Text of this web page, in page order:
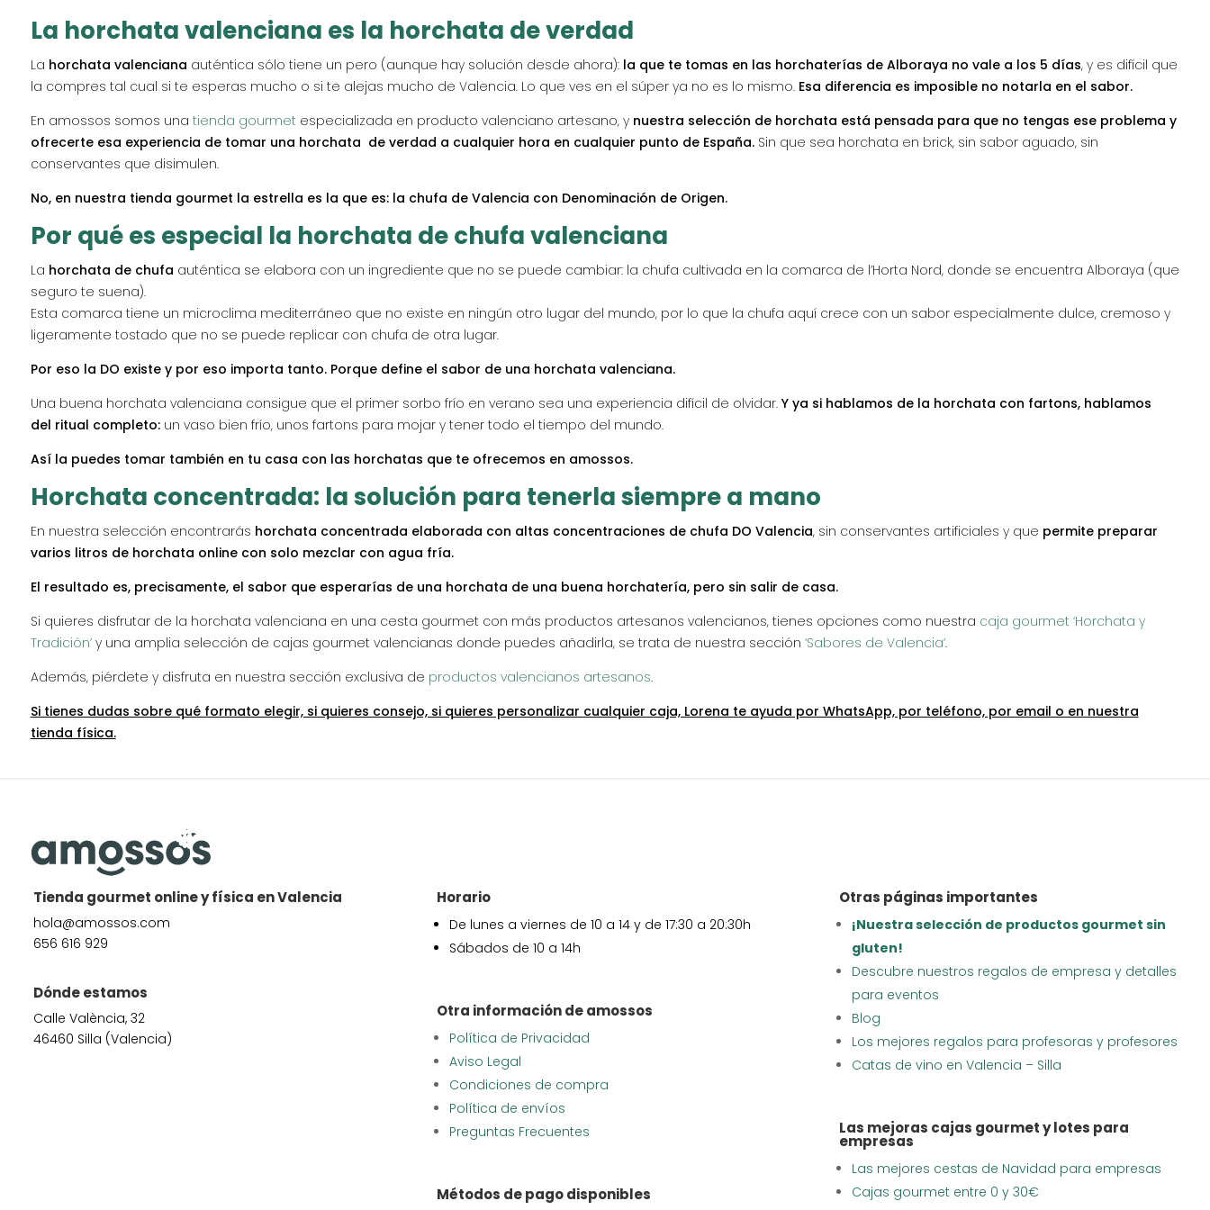
La horchata valenciana es la horchata de verdad
La horchata valenciana auténtica sólo tiene un pero (aunque hay solución desde ahora): la que te tomas en las horchaterías de Alboraya no vale a los 5 días, y es difícil que
la compres tal cual si te esperas mucho o si te alejas mucho de Valencia. Lo que ves en el súper ya no es lo mismo. Esa diferencia es imposible no notarla en el sabor.
En amossos somos una tienda gourmet especializada en producto valenciano artesano, y nuestra selección de horchata está pensada para que no tengas ese problema y
ofrecerte esa experiencia de tomar una horchata de verdad a cualquier hora en cualquier punto de España.Sin que sea horchata en brick, sin sabor aguado, sin
conservantes que disimulen.
No, en nuestra tienda gourmet la estrella es la que es: la chufa de Valencia con Denominación de Origen.
Por qué es especial la horchata de chufa valenciana
La horchata de chufa auténtica se elabora con un ingrediente que no se puede cambiar: la chufa cultivada en la comarca de l’Horta Nord, donde se encuentra Alboraya (que
seguro te suena).
Esta comarca tiene un microclima mediterráneo que no existe en ningún otro lugar del mundo, por lo que la chufa aquí crece con un sabor especialmente dulce, cremoso y
ligeramente tostado que no se puede replicar con chufa de otra lugar.
Por eso la DO existe y por eso importa tanto. Porque define el sabor de una horchata valenciana.
Una buena horchata valenciana consigue que el primer sorbo frío en verano sea una experiencia difícil de olvidar. Y ya si hablamos de la horchata con fartons, hablamos
del ritual completo:un vaso bien frío, unos fartons para mojar y tener todo el tiempo del mundo.
Así la puedes tomar también en tu casa con las horchatas que te ofrecemos en amossos.
Horchata concentrada: la solución para tenerla siempre a mano
En nuestra selección encontrarás horchata concentrada elaborada con altas concentraciones de chufa DO Valencia, sin conservantes artificiales y que permite preparar
varios litros de horchata online con solo mezclar con agua fría.
El resultado es, precisamente, el sabor que esperarías de una horchata de una buena horchatería, pero sin salir de casa.
Si quieres disfrutar de la horchata valenciana en una cesta gourmet con más productos artesanos valencianos, tienes opciones como nuestra caja gourmet ‘Horchata y
Tradición’y una amplia selección de cajas gourmet valencianas donde puedes añadirla, se trata de nuestra sección ‘Sabores de Valencia’.
Además, piérdete y disfruta en nuestra sección exclusiva de productos valencianos artesanos.
Si tienes dudas sobre qué formato elegir, si quieres consejo, si quieres personalizar cualquier caja, Lorena te ayuda por WhatsApp, por teléfono, por email o en nuestra
tienda física.
Tienda gourmet online y física en Valencia
hola@amossos.com
656 616 929
Dónde estamos
Calle València, 32
46460 Silla (Valencia)
Horario
De lunes a viernes de 10 a 14 y de 17:30 a 20:30h
Sábados de 10 a 14h
Otra información de amossos
Política de Privacidad
Aviso Legal
Condiciones de compra
Política de envíos
Preguntas Frecuentes
Métodos de pago disponibles
Otras páginas importantes
¡Nuestra selección de productos gourmet sin
gluten!
Descubre nuestros regalos de empresa y detalles
para eventos
Blog
Los mejores regalos para profesoras y profesores
Catas de vino en Valencia – Silla
Las mejoras cajas gourmet y lotes para
empresas
Las mejores cestas de Navidad para empresas
Cajas gourmet entre 0 y 30€